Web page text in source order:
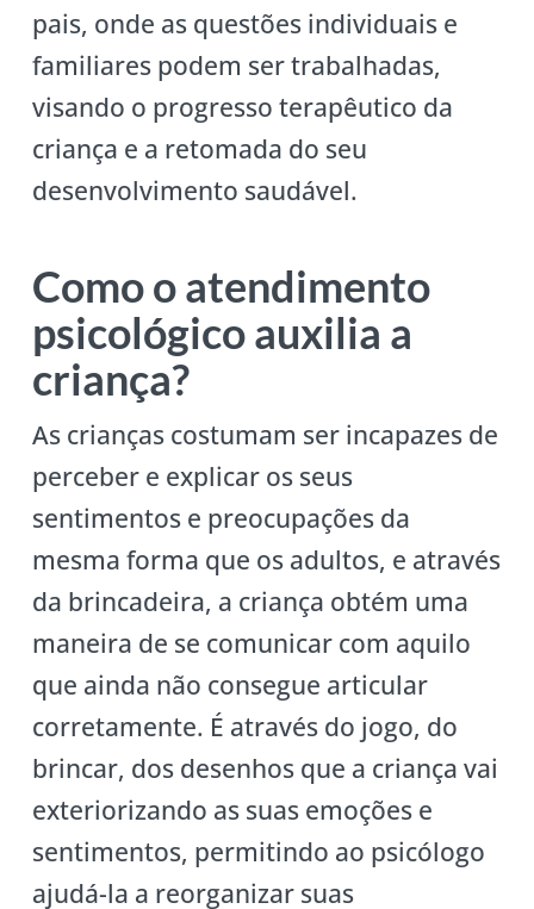
pais, onde as questões individuais e
familiares podem ser trabalhadas,
visando o progresso terapêutico da
criança e a retomada do seu
desenvolvimento saudável.
Como o atendimento
psicológico auxilia a
criança?
As crianças costumam ser incapazes de
perceber e explicar os seus
sentimentos e preocupações da
mesma forma que os adultos, e através
da brincadeira, a criança obtém uma
maneira de se comunicar com aquilo
que ainda não consegue articular
corretamente. É através do jogo, do
brincar, dos desenhos que a criança vai
exteriorizando as suas emoções e
sentimentos, permitindo ao psicólogo
ajudá-la a reorganizar suas